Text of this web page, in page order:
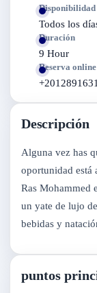
Disponibilidad
Todos los
Duración
9 Hour
Reserva
Descripción
Alguna vez has
oportunidad está
Ras Mohammed
un yate de lujo
bebidas y
puntos